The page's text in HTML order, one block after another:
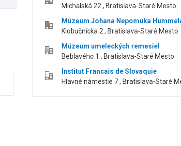
Michalská 22 , Bratislava-Staré Mesto
Múzeum Johana Nepomuka
Klobučnícka 2 , Bratislava-Staré Mesto
Múzeum umeleckých remesiel
Beblavého 1 , Bratislava-Staré Mesto
Institut Francais de Slovaquie
Hlavné námestie 7 , Bratislava-Staré